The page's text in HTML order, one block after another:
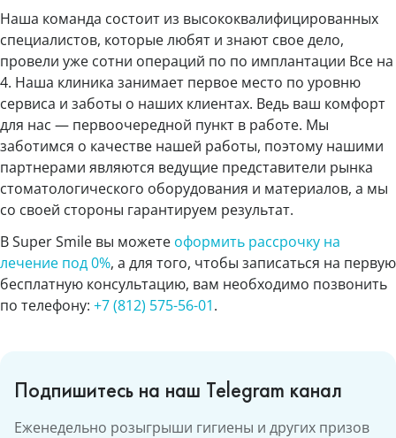
Наша команда состоит из высококвалифицированных
специалистов, которые любят и знают свое дело,
провели уже сотни операций по по имплантации Все на
4. Наша клиника занимает первое место по уровню
сервиса и заботы о наших клиентах. Ведь ваш комфорт
для нас — первоочередной пункт в работе. Мы
заботимся о качестве нашей работы, поэтому нашими
партнерами являются ведущие представители рынка
стоматологического оборудования и материалов, а мы
со своей стороны гарантируем результат.
В Super Smile вы можете оформить рассрочку на
лечение под 0%, а для того, чтобы записаться на первую
бесплатную консультацию, вам необходимо позвонить
по телефону: +7 (812) 575-56-01.
Подпишитесь на наш Telegram канал
Еженедельно розыгрыши гигиены и других призов